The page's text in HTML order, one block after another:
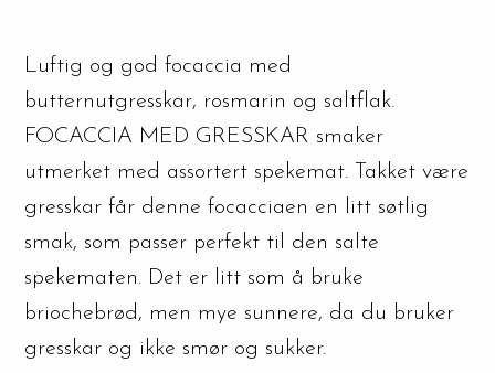
Luftig og god focaccia med
butternutgresskar, rosmarin og saltflak.
FOCACCIA MED GRESSKAR smaker
utmerket med assortert spekemat. Takket være
gresskar får denne focacciaen en litt søtlig
smak, som passer perfekt til den salte
spekematen. Det er litt som å bruke
briochebrød, men mye sunnere, da du bruker
gresskar og ikke smør og sukker.